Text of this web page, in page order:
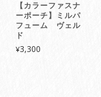
【カラーファスナ
ーポーチ】ミルパ
フューム ヴェル
ド
¥3,300